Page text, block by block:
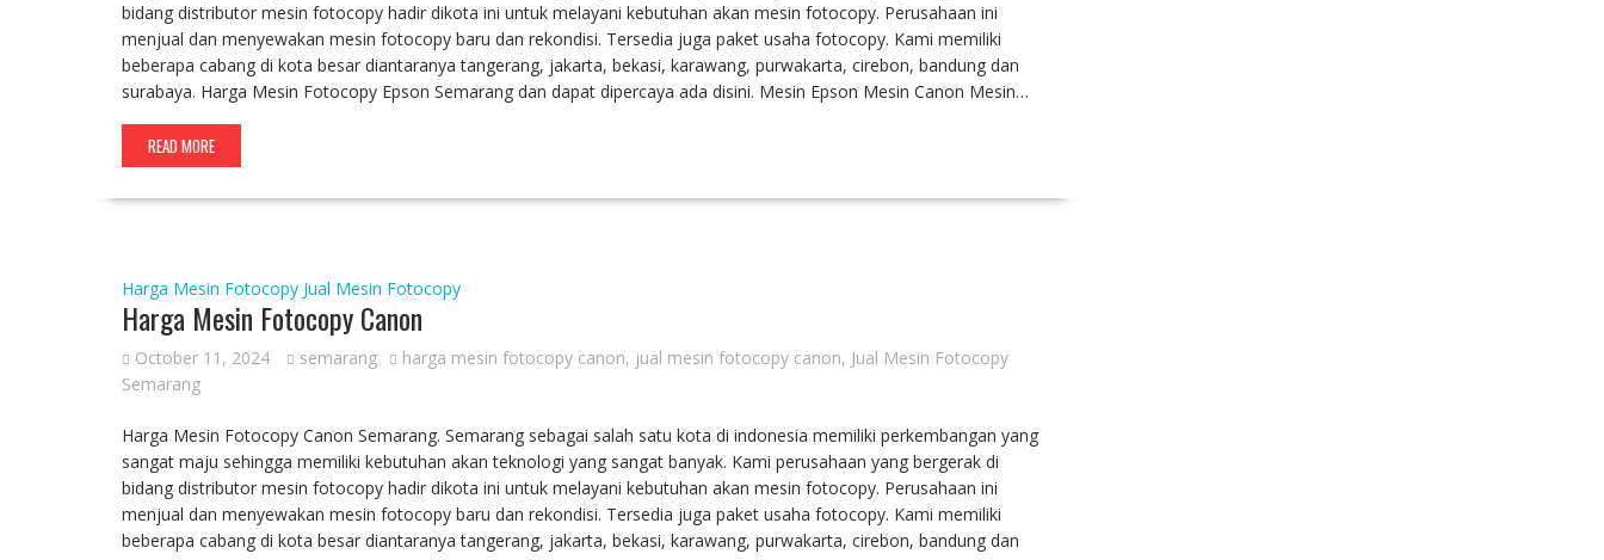
bidang distributor mesin fotocopy hadir dikota ini untuk melayani kebutuhan akan mesin fotocopy. Perusahaan ini
menjual dan menyewakan mesin fotocopy baru dan rekondisi. Tersedia juga paket usaha fotocopy. Kami memiliki
beberapa cabang di kota besar diantaranya tangerang, jakarta, bekasi, karawang, purwakarta, cirebon, bandung dan
surabaya. Harga Mesin Fotocopy Epson Semarang dan dapat dipercaya ada disini. Mesin Epson Mesin Canon Mesin…
READ MORE
Harga Mesin Fotocopy Jual Mesin Fotocopy
Harga Mesin Fotocopy Canon
October 11, 2024 semarang harga mesin fotocopy canon, jual mesin fotocopy canon, Jual Mesin Fotocopy
Semarang
Harga Mesin Fotocopy Canon Semarang. Semarang sebagai salah satu kota di indonesia memiliki perkembangan yang
sangat maju sehingga memiliki kebutuhan akan teknologi yang sangat banyak. Kami perusahaan yang bergerak di
bidang distributor mesin fotocopy hadir dikota ini untuk melayani kebutuhan akan mesin fotocopy. Perusahaan ini
menjual dan menyewakan mesin fotocopy baru dan rekondisi. Tersedia juga paket usaha fotocopy. Kami memiliki
beberapa cabang di kota besar diantaranya tangerang, jakarta, bekasi, karawang, purwakarta, cirebon, bandung dan